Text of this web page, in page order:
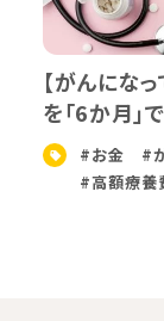
【がんにな
を「6か月」
#お金 #
#高額療養